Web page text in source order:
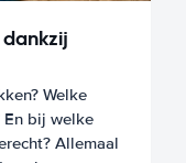
Welke
En bij welke
Allemaal